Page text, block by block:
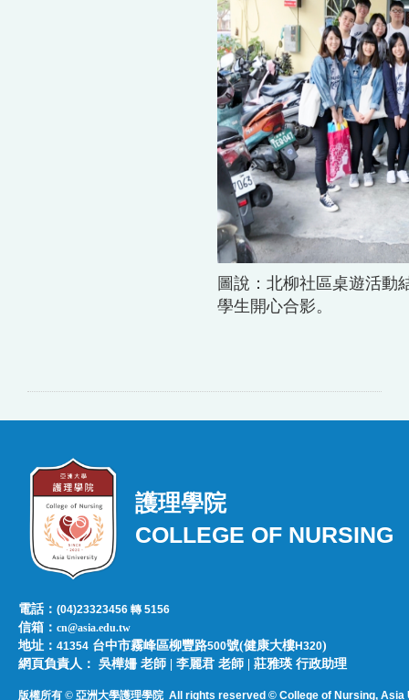
圖說：北柳社區桌遊活動
學生開心合影。
護理學院
COLLEGE OF NURSING
電話：(04)23323456 轉 5156
信箱：cn@asia.edu.tw
地址：41354 台中市霧峰區柳豐路500號(健康大樓H320)
網頁負責人：​​​ ​吳樺姍 老師 | 李麗君 老師 | 莊雅瑛 行政助理
版權所有 © 亞洲大學護理學院All rights reserved © College of Nursing, Asia